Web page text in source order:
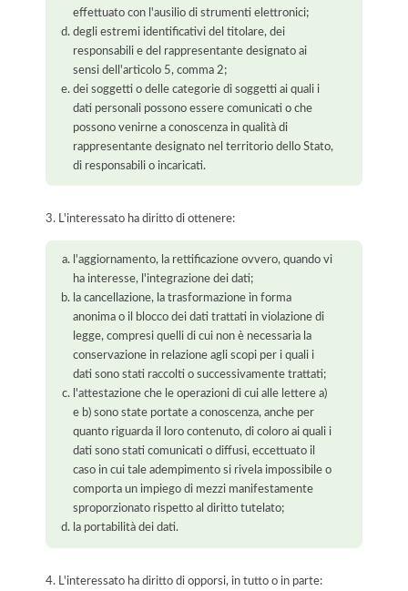
effettuato con l'ausilio di strumenti elettronici;
degli estremi identificativi del titolare, dei
responsabili e del rappresentante designato ai
sensi dell'articolo 5, comma 2;
dei soggetti o delle categorie di soggetti ai quali i
dati personali possono essere comunicati o che
possono venirne a conoscenza in qualità di
rappresentante designato nel territorio dello Stato,
di responsabili o incaricati.
3. L'interessato ha diritto di ottenere:
l'aggiornamento, la rettificazione ovvero, quando vi
ha interesse, l'integrazione dei dati;
la cancellazione, la trasformazione in forma
anonima o il blocco dei dati trattati in violazione di
legge, compresi quelli di cui non è necessaria la
conservazione in relazione agli scopi per i quali i
dati sono stati raccolti o successivamente trattati;
l'attestazione che le operazioni di cui alle lettere a)
e b) sono state portate a conoscenza, anche per
quanto riguarda il loro contenuto, di coloro ai quali i
dati sono stati comunicati o diffusi, eccettuato il
caso in cui tale adempimento si rivela impossibile o
comporta un impiego di mezzi manifestamente
sproporzionato rispetto al diritto tutelato;
la portabilità dei dati.
4. L'interessato ha diritto di opporsi, in tutto o in parte: